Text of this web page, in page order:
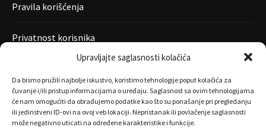
Upravljajte saglasnosti kolačića
Da bismo pružili najbolje iskustvo, koristimo tehnologije poput kolačića za
čuvanje i/ili pristup informacijama o uređaju. Saglasnost sa ovim tehnologijama
će nam omogućiti da obrađujemo podatke kao što su ponašanje pri pregledanju
ili jedinstveni ID-ovi na ovoj veb lokaciji. Nepristanak ili povlačenje saglasnosti
može negativno uticati na određene karakteristike i funkcije.
Pravila korišćenja
Privatnost korisnika